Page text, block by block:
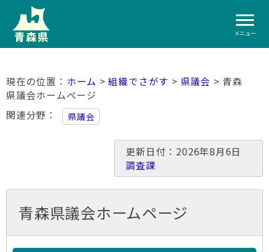
メニュー
ホーム >組織でさがす > 県議会 > 青森
県議会ホームページ
関連分野
県議会
更新日付：2026年8月6日
調査課
青森県議会ホームページ